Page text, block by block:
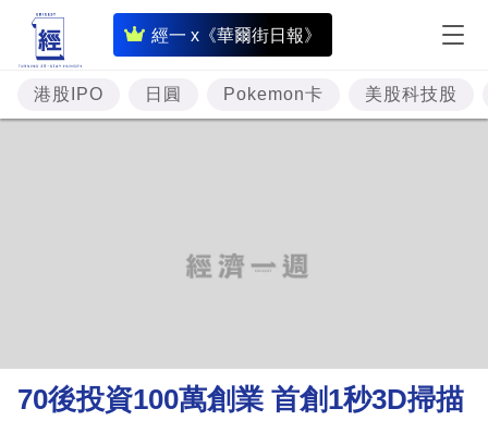
經一 x《華爾街日報》
即
時
財
經
理
財
港股IPO 日圓 Pokemon卡 美股科技股
70後投資100萬創業 首創1秒3D掃描